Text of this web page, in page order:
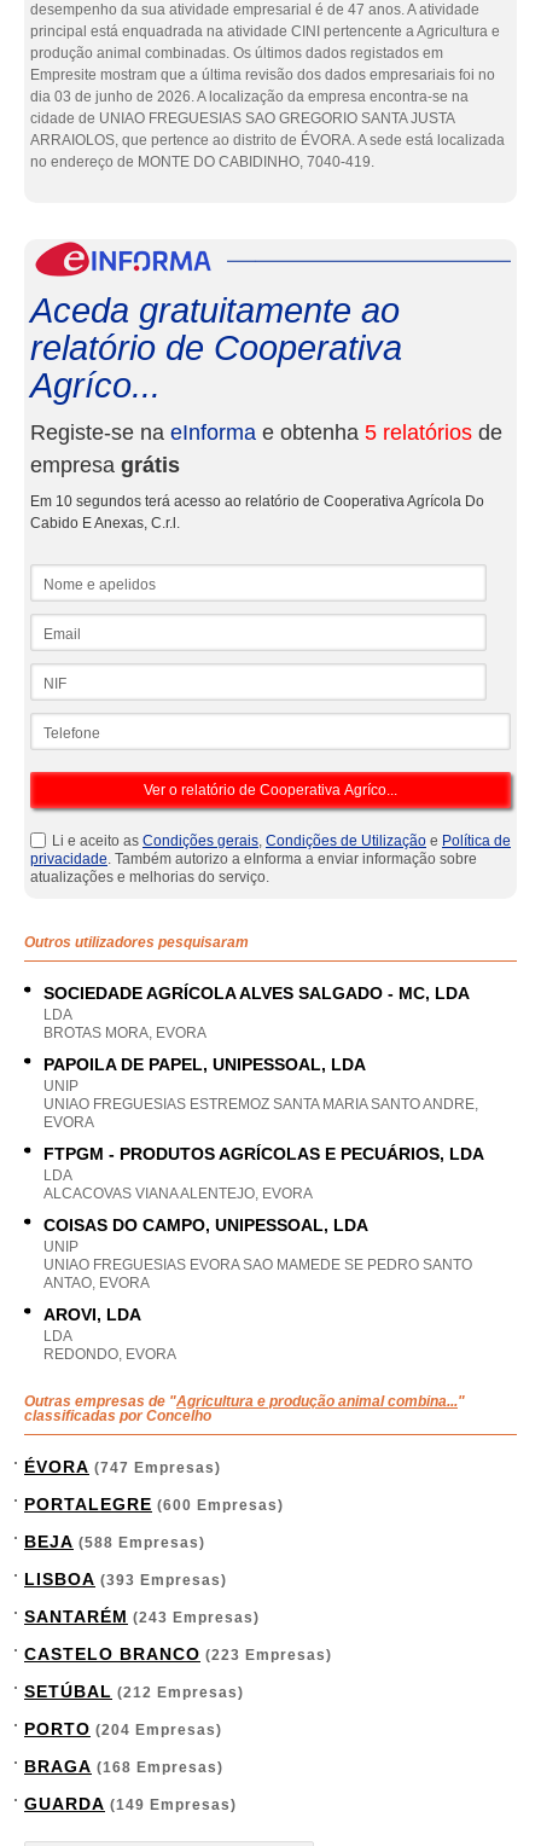
desempenho da sua atividade empresarial é de 47 anos. A atividade
principal está enquadrada na atividade CINI pertencente a Agricultura e
produção animal combinadas. Os últimos dados registados em
Empresite mostram que a última revisão dos dados empresariais foi no
dia 03 de junho de 2026. A localização da empresa encontra-se na
cidade de UNIAO FREGUESIAS SAO GREGORIO SANTA JUSTA
ARRAIOLOS, que pertence ao distrito de ÉVORA. A sede está localizada
no endereço de MONTE DO CABIDINHO, 7040-419.
Aceda gratuitamente ao
relatório de Cooperativa
Agríco...
Registe-se na eInforma e obtenha 5 relatórios de
empresa grátis
Em 10 segundos terá acesso ao relatório de Cooperativa Agrícola Do
Cabido E Anexas, C.r.l.
Li e aceito as Condições gerais, Condições de Utilização e Política de
privacidade. Também autorizo a eInforma a enviar informação sobre
atualizações e melhorias do serviço.
Outros utilizadores pesquisaram
SOCIEDADE AGRÍCOLA ALVES SALGADO - MC, LDA
LDA
BROTAS MORA, EVORA
PAPOILA DE PAPEL, UNIPESSOAL, LDA
UNIP
UNIAO FREGUESIAS ESTREMOZ SANTA MARIA SANTO ANDRE,
EVORA
FTPGM - PRODUTOS AGRÍCOLAS E PECUÁRIOS, LDA
LDA
ALCACOVAS VIANA ALENTEJO, EVORA
COISAS DO CAMPO, UNIPESSOAL, LDA
UNIP
UNIAO FREGUESIAS EVORA SAO MAMEDE SE PEDRO SANTO
ANTAO, EVORA
AROVI, LDA
LDA
REDONDO, EVORA
Outras empresas de "Agricultura e produção animal combina..."
classificadas por Concelho
ÉVORA (747 Empresas)
PORTALEGRE (600 Empresas)
BEJA (588 Empresas)
LISBOA (393 Empresas)
SANTARÉM (243 Empresas)
CASTELO BRANCO (223 Empresas)
SETÚBAL (212 Empresas)
PORTO (204 Empresas)
BRAGA (168 Empresas)
GUARDA (149 Empresas)